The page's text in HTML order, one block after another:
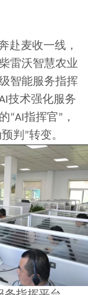
赴麦收一线，
雷沃智慧农业
智能服务指挥
技术强化服务
“AI指挥官” ，
判 ”转变。